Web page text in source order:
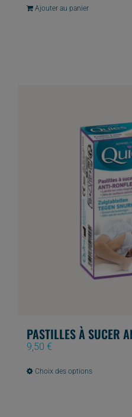
Ajouter au panier
PASTILLES À SUCER
9,50 €
Choix des optionsCe